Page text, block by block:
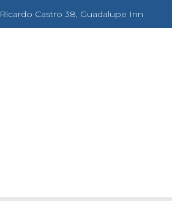
Ricardo Castro 38, Guadalupe Inn